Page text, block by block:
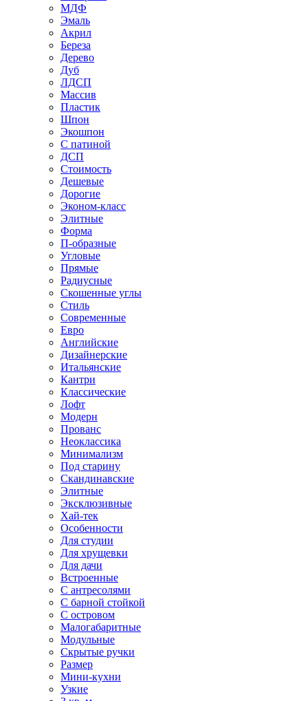
МДФ
Эмаль
Акрил
Береза
Дерево
Дуб
ЛДСП
Массив
Пластик
Шпон
Экошпон
С патиной
ДСП
Стоимость
Дешевые
Дорогие
Эконом-класс
Элитные
Форма
П-образные
Угловые
Прямые
Радиусные
Скошенные углы
Стиль
Современные
Евро
Английские
Дизайнерские
Итальянские
Кантри
Классические
Лофт
Модерн
Прованс
Неоклассика
Минимализм
Под старину
Скандинавские
Элитные
Эксклюзивные
Хай-тек
Особенности
Для студии
Для хрущевки
Для дачи
Встроенные
С антресолями
С барной стойкой
С островом
Малогабаритные
Модульные
Скрытые ручки
Размер
Мини-кухни
Узкие